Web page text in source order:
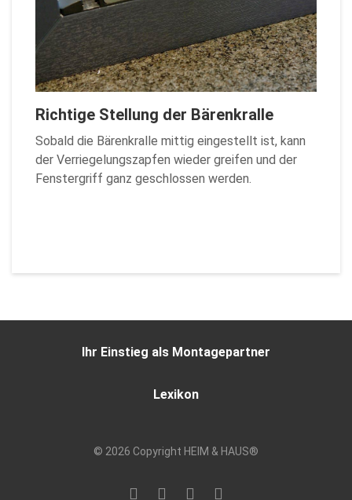
Richtige Stellung der Bärenkralle
Sobald die Bärenkralle mittig eingestellt ist, kann
der Verriegelungszapfen wieder greifen und der
Fenstergriff ganz geschlossen werden.
Ihr Einstieg als Montagepartner
Lexikon
© 2026 Copyright HEIM & HAUS®